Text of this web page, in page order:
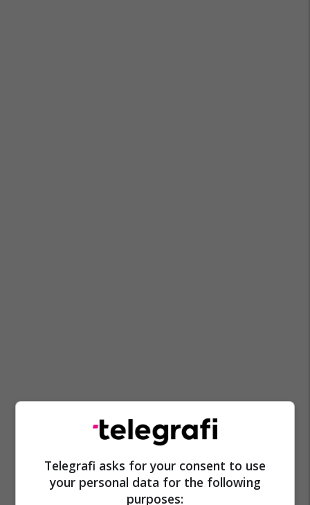
Telegrafi asks for your consent to use
your personal data for the following
purposes: